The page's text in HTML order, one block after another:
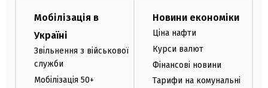
Мобілізація в
Україні
Звільнення з військової
служби
Мобілізація 50+
Новини економіки
Ціна нафти
Курси валют
Фінансові новини
Тарифи на комунальні